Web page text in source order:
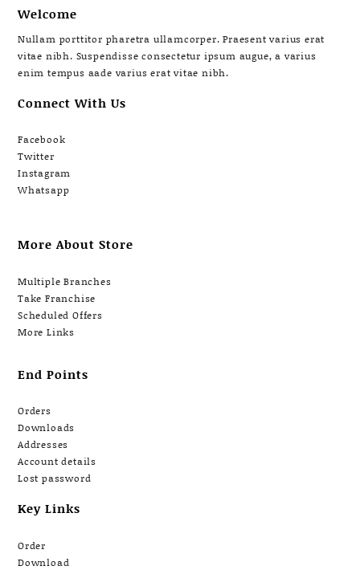
Welcome
Nullam porttitor pharetra ullamcorper. Praesent varius erat
vitae nibh. Suspendisse consectetur ipsum augue, a varius
enim tempus aade varius erat vitae nibh.
Connect With Us
Facebook
Twitter
Instagram
Whatsapp
More About Store
Multiple Branches
Take Franchise
Scheduled Offers
More Links
End Points
Orders
Downloads
Addresses
Account details
Lost password
Key Links
Order
Download